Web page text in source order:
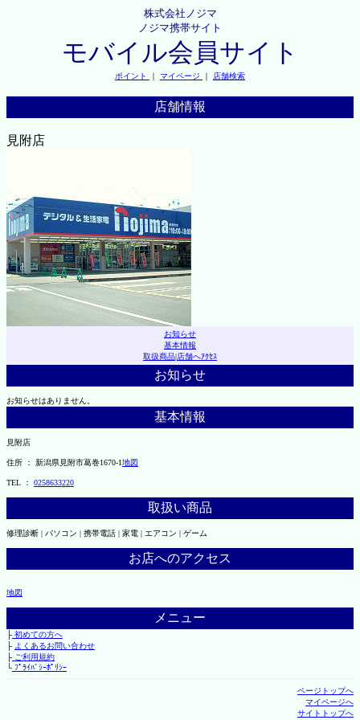
株式会社ノジマ
ノジマ携帯サイト
モバイル会員サイト
ポイント ｜ マイページ ｜ 店舗検索
店舗情報
見附店
お知らせ
基本情報
取扱商品|店舗へｱｸｾｽ
お知らせ
お知らせはありません。
基本情報
見附店
住所 ： 新潟県見附市葛巻1670-1地図
TEL ： 0258633220
取扱い商品
修理診断 | パソコン | 携帯電話 | 家電 | エアコン | ゲーム
お店へのアクセス
地図
メニュー
├初めての方へ
├ よくあるお問い合わせ
├ご利用規約
└ﾌﾟﾗｲﾊﾞｼｰﾎﾟﾘｼｰ
ページトップへ
マイページへ
サイトトップへ